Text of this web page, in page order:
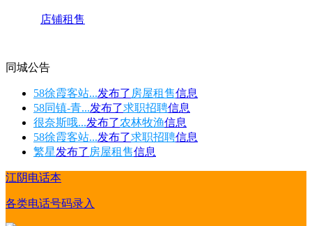
店铺租售
同城公告
58徐霞客站...发布了 房屋租售信息
58同镇-青...发布了求职招聘信息
很奈斯哦...发布了农林牧渔信息
58徐霞客站...发布了求职招聘信息
繁星发布了 房屋租售信息
江阴电话本
各类电话号码录入